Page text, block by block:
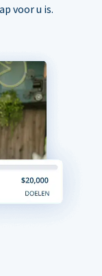
voor u is.